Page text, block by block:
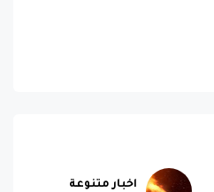
اخبار متنوعة